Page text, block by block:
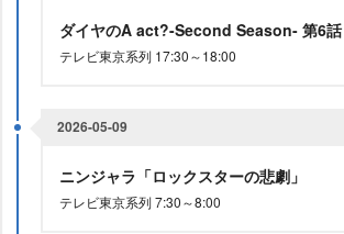
ダイヤのA act?-Second Season- 第6話
テレビ東京系列 17:30～18:00
2026-05-09
ニンジャラ「ロックスターの悲劇」
テレビ東京系列 7:30～8:00